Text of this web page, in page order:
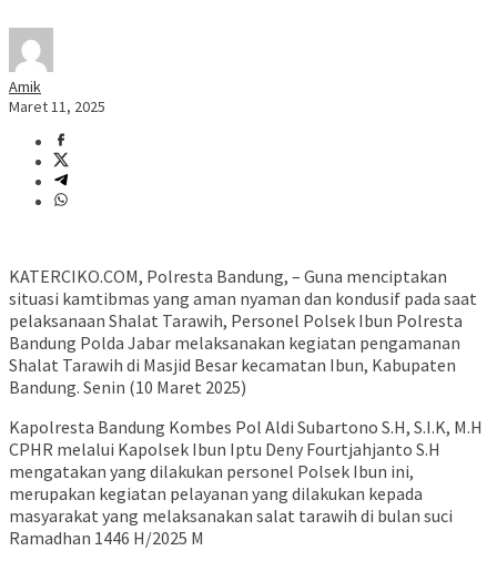
Amik
Maret 11, 2025
KATERCIKO.COM, Polresta Bandung, – Guna menciptakan
situasi kamtibmas yang aman nyaman dan kondusif pada saat
pelaksanaan Shalat Tarawih, Personel Polsek Ibun Polresta
Bandung Polda Jabar melaksanakan kegiatan pengamanan
Shalat Tarawih di Masjid Besar kecamatan Ibun, Kabupaten
Bandung. Senin (10 Maret 2025)
Kapolresta Bandung Kombes Pol Aldi Subartono S.H, S.I.K, M.H
CPHR melalui Kapolsek Ibun Iptu Deny Fourtjahjanto S.H
mengatakan yang dilakukan personel Polsek Ibun ini,
merupakan kegiatan pelayanan yang dilakukan kepada
masyarakat yang melaksanakan salat tarawih di bulan suci
Ramadhan 1446 H/2025 M